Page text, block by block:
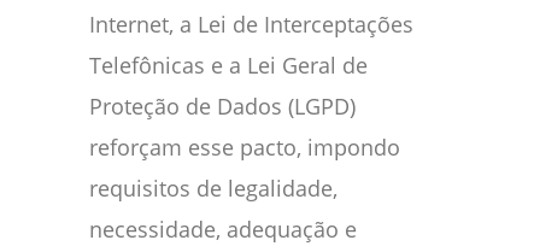
Internet, a Lei de Interceptações
Telefônicas e a Lei Geral de
Proteção de Dados (LGPD)
reforçam esse pacto, impondo
requisitos de legalidade,
necessidade, adequação e